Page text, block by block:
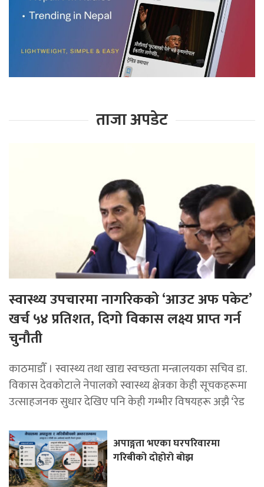
ताजा अपडेट
स्वास्थ्य उपचारमा नागरिकको ‘आउट अफ पकेट’
खर्च ५४ प्रतिशत, दिगो विकास लक्ष्य प्राप्त गर्न
चुनौती
काठमाडाैँ । स्वास्थ्य तथा खाद्य स्वच्छता मन्त्रालयका सचिव डा.
विकास देवकोटाले नेपालको स्वास्थ्य क्षेत्रका केही सूचकहरूमा
उत्साहजनक सुधार देखिए पनि केही गम्भीर विषयहरू अझै ‘रेड
अपाङ्गता भएका घरपरिवारमा
गरिबीको दोहोरो बोझ